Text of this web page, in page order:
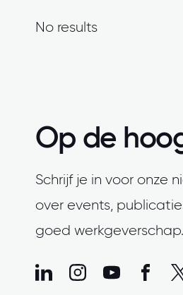
No results
Op de
Schrijf je in voor onze
over events,
goed werkgeverschap.